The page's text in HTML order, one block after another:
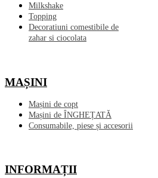
Milkshake
Topping
Decoratiuni comestibile de
zahar si ciocolata
MAȘINI
Mașini de copt
Mașini de ÎNGHEȚATĂ
Consumabile, piese și accesorii
INFORMAȚII